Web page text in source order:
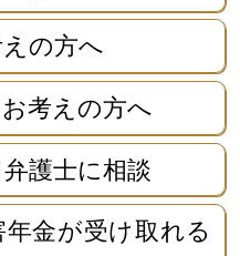
の方へ
考えの方へ
護士に相談
金が受け取れる